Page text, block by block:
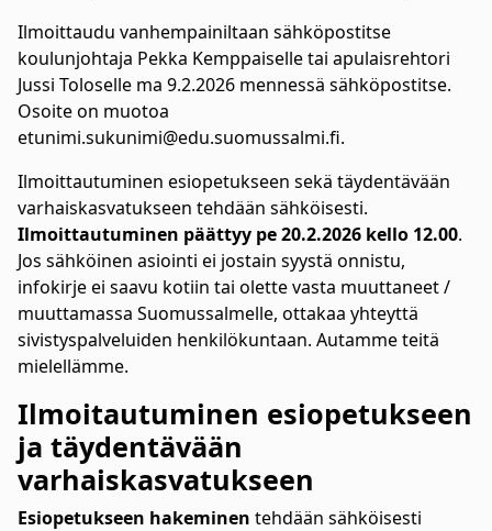
Ilmoittaudu vanhempainiltaan sähköpostitse
koulunjohtaja Pekka Kemppaiselle tai apulaisrehtori
Jussi Toloselle ma 9.2.2026 mennessä sähköpostitse.
Osoite on muotoa
etunimi.sukunimi@edu.suomussalmi.fi.
Ilmoittautuminen esiopetukseen sekä täydentävään
varhaiskasvatukseen tehdään sähköisesti.
Ilmoittautuminen päättyy pe 20.2.2026 kello 12.00.
Jos sähköinen asiointi ei jostain syystä onnistu,
infokirje ei saavu kotiin tai olette vasta muuttaneet /
muuttamassa Suomussalmelle, ottakaa yhteyttä
sivistyspalveluiden henkilökuntaan. Autamme teitä
mielellämme.
Ilmoitautuminen esiopetukseen
ja täydentävään
varhaiskasvatukseen
Esiopetukseen hakeminen tehdään sähköisesti